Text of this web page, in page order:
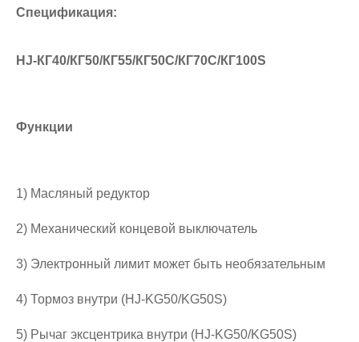
Спецификация:
HJ-КГ40/КГ50/КГ55/КГ50С/КГ70С/КГ100S
Функции
1) Масляный редуктор
2) Механический концевой выключатель
3) Электронный лимит может быть необязательным
4) Тормоз внутри (HJ-KG50/KG50S)
5) Рычаг эксцентрика внутри (HJ-KG50/KG50S)